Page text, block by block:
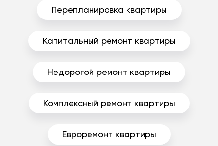
Перепланировка квартиры
Капитальный ремонт квартиры
Недорогой ремонт квартиры
Комплексный ремонт квартиры
Евроремонт квартиры